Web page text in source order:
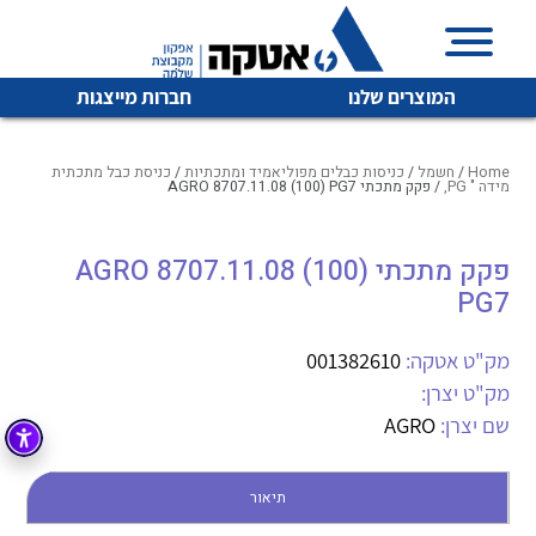
המוצרים שלנו חברות מייצגות
איכות | שרות | זמינות
אטקה בע”מ היא החברה הגדולה והמובילה בישראל בשיווק
מיתוג, בקרה , ואינסטלציה חשמלית ופעילה ב7 תחומים:
חשמל
קופסאות וארונות לחשמל, בקרה ואלקטרוניקה
לכל מוצרי היצרן לכל מוצרי היצרן
Home
/ חשמל / כניסות כבלים מפוליאמיד ומתכתיות/ כניסת כבל מתכתית
מידה " PG, / פקק מתכתי AGRO 8707.11.08 (100) PG7
פקק מתכתי AGRO 8707.11.08 (100)
PG7
מק"ט אטקה: 001382610
מק"ט יצרן:
שם יצרן: AGRO
תיאור